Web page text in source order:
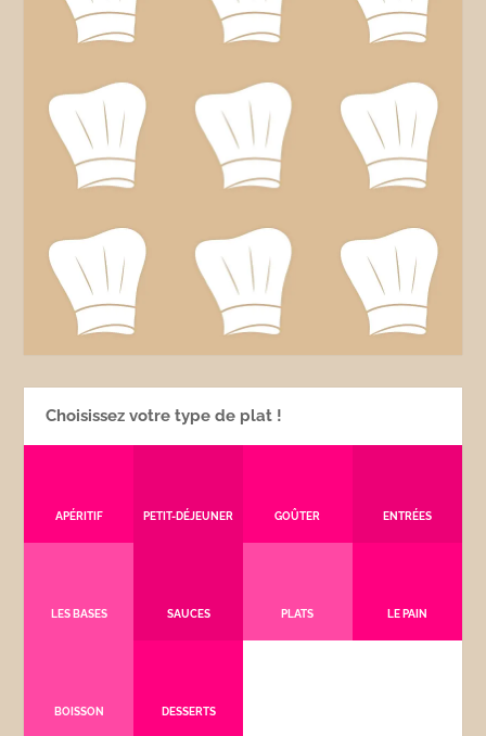
Choisissez votre type de plat !
APÉRITIF PETIT-DÉJEUNER GOÛTER ENTRÉES
LES BASES SAUCES PLATS LE PAIN
BOISSON DESSERTS